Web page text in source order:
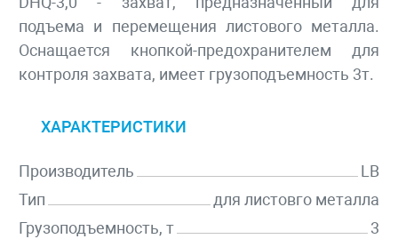
подъема и перемещения листового металла.
Оснащается кнопкой-предохранителем для
контроля захвата, имеет грузоподъемность 3т.
ХАРАКТЕРИСТИКИ
Производитель
LB
Тип
для листовго металла
Грузоподъемность, т
3